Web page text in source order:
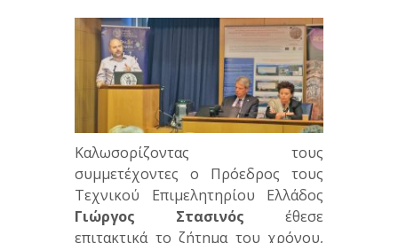
Καλωσορίζοντας τους
συμμετέχοντες ο Πρόεδρος τους
Τεχνικού Επιμελητηρίου Ελλάδος
Γιώργος Στασινός έθεσε
επιτακτικά το ζήτημα του χρόνου,